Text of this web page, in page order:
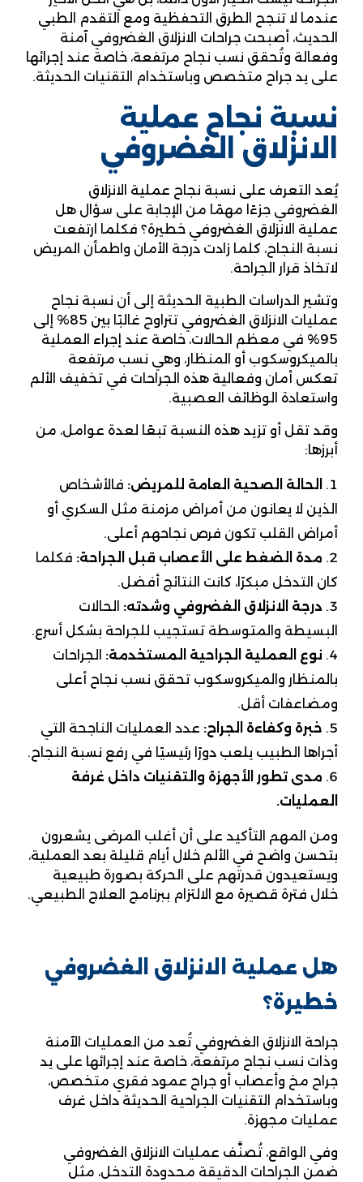
عندما لا تنجح الطرق التحفظية ومع التقدم الطبي
الحديث، أصبحت جراحات الانزلاق الغضروفي آمنة
وفعالة وتُحقق نسب نجاح مرتفعة، خاصة عند إجرائها
على يد جراح متخصص وباستخدام التقنيات الحديثة.
نسبة نجاح عملية
الانزلاق الغضروفي
يُعد التعرف على نسبة نجاح عملية الانزلاق
الغضروفي جزءًا مهمًا من الإجابة على سؤال هل
عملية الانزلاق الغضروفي خطيرة؟ فكلما ارتفعت
نسبة النجاح، كلما زادت درجة الأمان واطمأن المريض
لاتخاذ قرار الجراحة.
وتشير الدراسات الطبية الحديثة إلى أن نسبة نجاح
عمليات الانزلاق الغضروفي تتراوح غالبًا بين 85% إلى
95% في معظم الحالات، خاصة عند إجراء العملية
بالميكروسكوب أو المنظار، وهي نسب مرتفعة
تعكس أمان وفعالية هذه الجراحات في تخفيف الألم
واستعادة الوظائف العصبية.
وقد تقل أو تزيد هذه النسبة تبعًا لعدة عوامل، من
أبرزها:
الحالة الصحية العامة للمريض: فالأشخاص
الذين لا يعانون من أمراض مزمنة مثل السكري أو
أمراض القلب تكون فرص نجاحهم أعلى.
مدة الضغط على الأعصاب قبل الجراحة: فكلما
كان التدخل مبكرًا، كانت النتائج أفضل.
درجة الانزلاق الغضروفي وشدته: الحالات
البسيطة والمتوسطة تستجيب للجراحة بشكل أسرع.
نوع العملية الجراحية المستخدمة: الجراحات
بالمنظار والميكروسكوب تحقق نسب نجاح أعلى
ومضاعفات أقل.
خبرة وكفاءة الجراح: عدد العمليات الناجحة التي
أجراها الطبيب يلعب دورًا رئيسيًا في رفع نسبة النجاح.
مدى تطور الأجهزة والتقنيات داخل غرفة
العمليات.
ومن المهم التأكيد على أن أغلب المرضى يشعرون
بتحسن واضح في الألم خلال أيام قليلة بعد العملية،
ويستعيدون قدرتهم على الحركة بصورة طبيعية
خلال فترة قصيرة مع الالتزام ببرنامج العلاج الطبيعي.
هل عملية الانزلاق الغضروفي
خطيرة؟
جراحة الانزلاق الغضروفي تُعد من العمليات الآمنة
وذات نسب نجاح مرتفعة، خاصة عند إجرائها على يد
جراح مخ وأعصاب أو جراح عمود فقري متخصص،
وباستخدام التقنيات الجراحية الحديثة داخل غرف
عمليات مجهزة.
وفي الواقع، تُصنَّف عمليات الانزلاق الغضروفي
ضمن الجراحات الدقيقة محدودة التدخل، مثل